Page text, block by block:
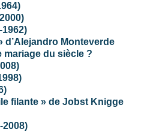
1962)
d’Alejandro Monteverde
mariage du siècle ?
filante » de Jobst Knigge